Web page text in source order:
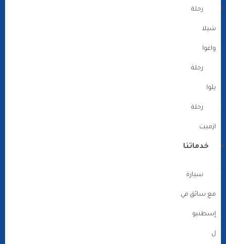
رحلة
شيلا
واغوا
رحلة
يلوا
رحلة
ازميت
خدماتنا
سيارة
مع سائق في
إسطنبو
ل